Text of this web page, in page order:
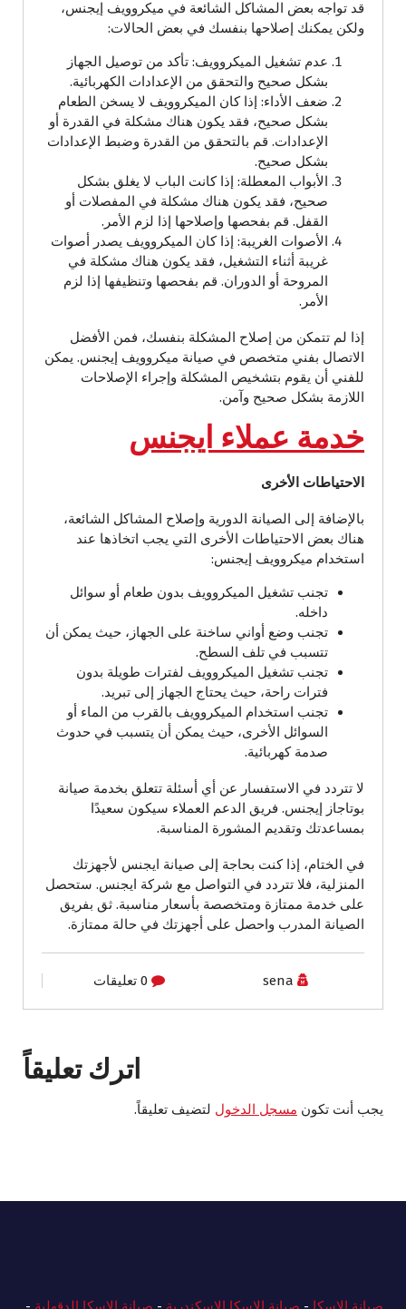
قد تواجه بعض المشاكل الشائعة في ميكروويف إيجنس،
ولكن يمكنك إصلاحها بنفسك في بعض الحالات:
عدم تشغيل الميكروويف: تأكد من توصيل الجهاز
بشكل صحيح والتحقق من الإعدادات الكهربائية.
ضعف الأداء: إذا كان الميكروويف لا يسخن الطعام
بشكل صحيح، فقد يكون هناك مشكلة في القدرة أو
الإعدادات. قم بالتحقق من القدرة وضبط الإعدادات
بشكل صحيح.
الأبواب المعطلة: إذا كانت الباب لا يغلق بشكل
صحيح، فقد يكون هناك مشكلة في المفصلات أو
القفل. قم بفحصها وإصلاحها إذا لزم الأمر.
الأصوات الغريبة: إذا كان الميكروويف يصدر أصوات
غريبة أثناء التشغيل، فقد يكون هناك مشكلة في
المروحة أو الدوران. قم بفحصها وتنظيفها إذا لزم
الأمر.
إذا لم تتمكن من إصلاح المشكلة بنفسك، فمن الأفضل
الاتصال بفني متخصص في صيانة ميكروويف إيجنس. يمكن
للفني أن يقوم بتشخيص المشكلة وإجراء الإصلاحات
اللازمة بشكل صحيح وآمن.
خدمة عملاء ايجنس
الاحتياطات الأخرى
بالإضافة إلى الصيانة الدورية وإصلاح المشاكل الشائعة،
هناك بعض الاحتياطات الأخرى التي يجب اتخاذها عند
استخدام ميكروويف إيجنس:
تجنب تشغيل الميكروويف بدون طعام أو سوائل
داخله.
تجنب وضع أواني ساخنة على الجهاز، حيث يمكن أن
تتسبب في تلف السطح.
تجنب تشغيل الميكروويف لفترات طويلة بدون
فترات راحة، حيث يحتاج الجهاز إلى تبريد.
تجنب استخدام الميكروويف بالقرب من الماء أو
السوائل الأخرى، حيث يمكن أن يتسبب في حدوث
صدمة كهربائية.
لا تتردد في الاستفسار عن أي أسئلة تتعلق بخدمة صيانة
بوتاجاز إيجنس. فريق الدعم العملاء سيكون سعيدًا
بمساعدتك وتقديم المشورة المناسبة.
في الختام، إذا كنت بحاجة إلى صيانة ايجنس لأجهزتك
المنزلية، فلا تتردد في التواصل مع شركة ايجنس. ستحصل
على خدمة ممتازة ومتخصصة بأسعار مناسبة. ثق بفريق
الصيانة المدرب واحصل على أجهزتك في حالة ممتازة.
sena 0 تعليقات
اترك تعليقاً
يجب أنت تكون مسجل الدخول لتضيف تعليقاً.